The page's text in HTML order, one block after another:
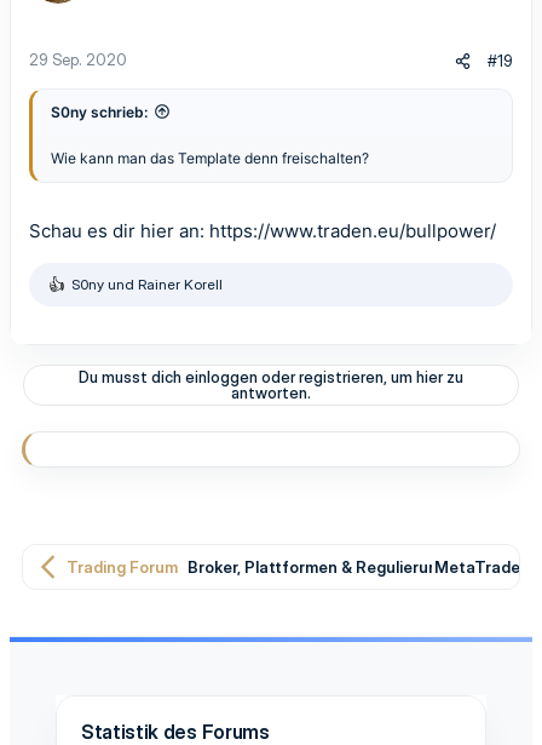
29 Sep. 2020 #19
S0ny schrieb:
Wie kann man das Template denn freischalten?
Schau es dir hier an: https://www.traden.eu/bullpower/
R
t
o
n
n
S0ny und Rainer Korell
Du musst dich einloggen oder registrieren, um hier zu
antworten.
Trading Forum Broker, Plattformen & RegulierungMetaTrader
Statistik des Forums